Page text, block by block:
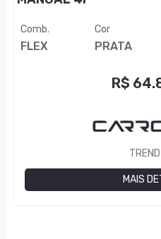
Comb.
FLEX
Cor
PRATA
R$
MAIS